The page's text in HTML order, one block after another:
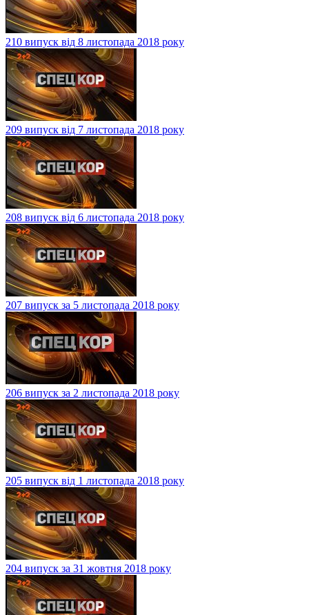
210 випуск від 8 листопада 2018 року
209 випуск від 7 листопада 2018 року
208 випуск від 6 листопада 2018 року
207 випуск за 5 листопада 2018 року
206 випуск за 2 листопада 2018 року
205 випуск від 1 листопада 2018 року
204 випуск за 31 жовтня 2018 року